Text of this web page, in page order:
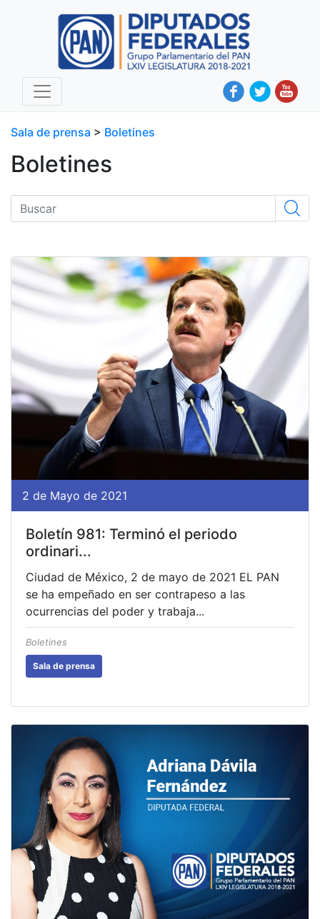
Sala de prensa > Boletines
Boletines
2 de Mayo de 2021
Boletín 981: Terminó el periodo
ordinari...
Ciudad de México, 2 de mayo de 2021 EL PAN
se ha empeñado en ser contrapeso a las
ocurrencias del poder y trabaja...
Boletines
Sala de prensa